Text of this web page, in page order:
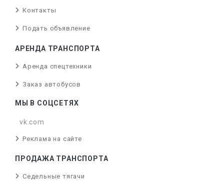
Контакты
Подать объявление
АРЕНДА ТРАНСПОРТА
Аренда спецтехники
Заказ автобусов
МЫ В СОЦСЕТЯХ
vk.com
Реклама на сайте
ПРОДАЖА ТРАНСПОРТА
Седельные тягачи